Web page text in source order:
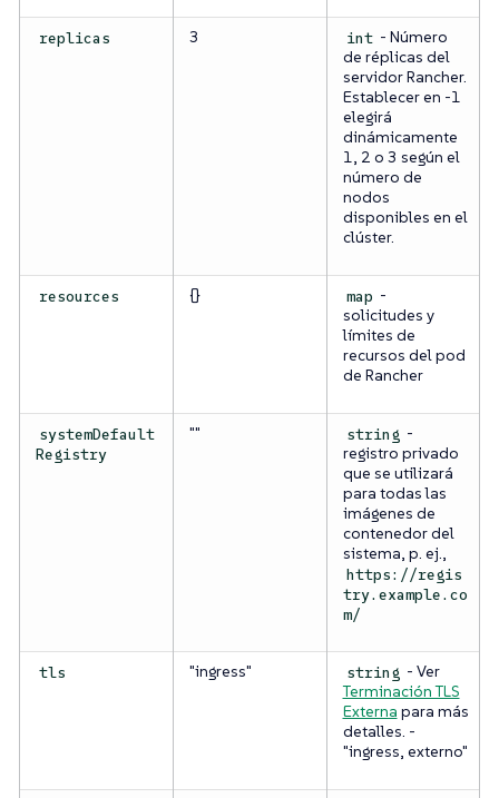
replicas 3 int - Número
de réplicas del
servidor Rancher.
Establecer en -1
elegirá
dinámicamente
1, 2 o 3 según el
número de
nodos
disponibles en el
clúster.
resources {} map -
solicitudes y
límites de
recursos del pod
de Rancher
systemDefault
Registry
"" string -
registro privado
que se utilizará
para todas las
imágenes de
contenedor del
sistema, p. ej.,
https://regis
try.example.co
m/
tls "ingress" string - Ver
Terminación TLS
Externa para más
detalles. -
"ingress, externo"